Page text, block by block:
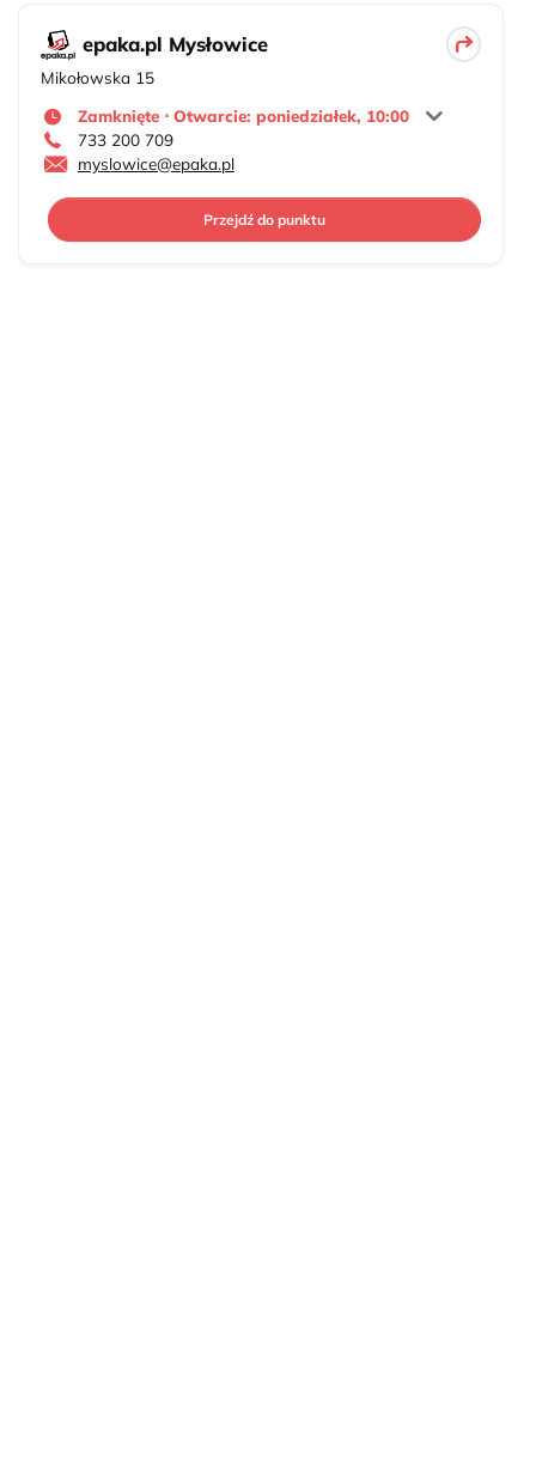
epaka.pl Mysłowice
Mikołowska 15
Zamknięte ⋅ Otwarcie: poniedziałek, 10:00
733 200 709
myslowice@epaka.pl
Przejdź do punktu